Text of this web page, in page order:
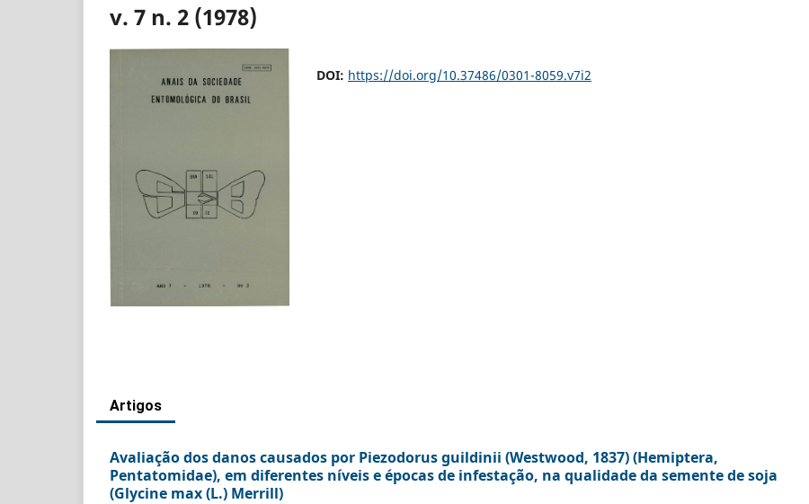
v. 7 n. 2 (1978)
DOI: https://doi.org/10.37486/0301-8059.v7i2
Artigos
Avaliação dos danos causados por Piezodorus guildinii (Westwood, 1837) (Hemiptera,
Pentatomidae), em diferentes níveis e épocas de infestação, na qualidade da semente de soja
(Glycine max (L.) Merrill)